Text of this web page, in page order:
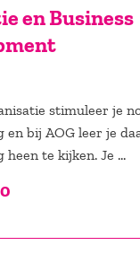
en Business
stimuleer je
en bij AOG leer je
te kijken. Je ...